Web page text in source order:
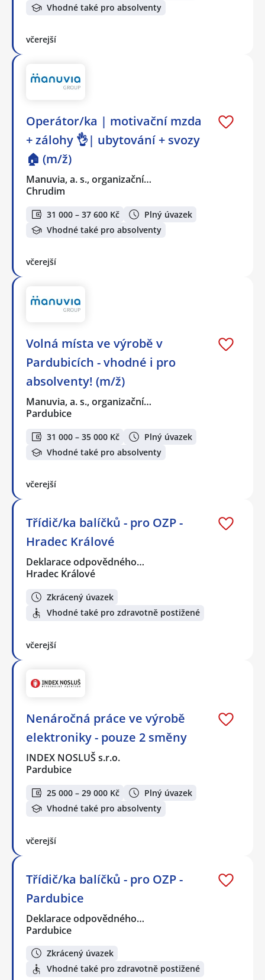
Vhodné také pro absolventy
včerejší
Operátor/ka | motivační mzda
+ zálohy 👌| ubytování + svozy
🏠 (m/ž)
Manuvia, a. s., organizační…
Chrudim
31 000 – 37 600 Kč
Plný úvazek
Vhodné také pro absolventy
včerejší
Volná místa ve výrobě v
Pardubicích - vhodné i pro
absolventy! (m/ž)
Manuvia, a. s., organizační…
Pardubice
31 000 – 35 000 Kč
Plný úvazek
Vhodné také pro absolventy
včerejší
Třídič/ka balíčků - pro OZP -
Hradec Králové
Deklarace odpovědného…
Hradec Králové
Zkrácený úvazek
Vhodné také pro zdravotně postižené
včerejší
Nenáročná práce ve výrobě
elektroniky - pouze 2 směny
INDEX NOSLUŠ s.r.o.
Pardubice
25 000 – 29 000 Kč
Plný úvazek
Vhodné také pro absolventy
včerejší
Třídič/ka balíčků - pro OZP -
Pardubice
Deklarace odpovědného…
Pardubice
Zkrácený úvazek
Vhodné také pro zdravotně postižené